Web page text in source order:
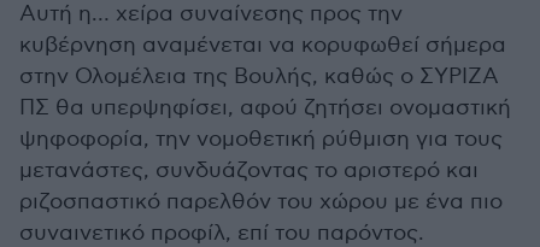
Αυτή η… χείρα συναίνεσης προς την
κυβέρνηση αναμένεται να κορυφωθεί σήμερα
στην Ολομέλεια της Βουλής, καθώς ο ΣΥΡΙΖΑ
ΠΣ θα υπερψηφίσει, αφού ζητήσει ονομαστική
ψηφοφορία, την νομοθετική ρύθμιση για τους
μετανάστες, συνδυάζοντας το αριστερό και
ριζοσπαστικό παρελθόν του χώρου με ένα πιο
συναινετικό προφίλ, επί του παρόντος.